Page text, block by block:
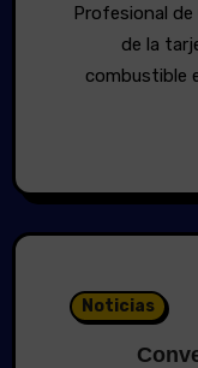
Profesional
de la
combustible
Noticias